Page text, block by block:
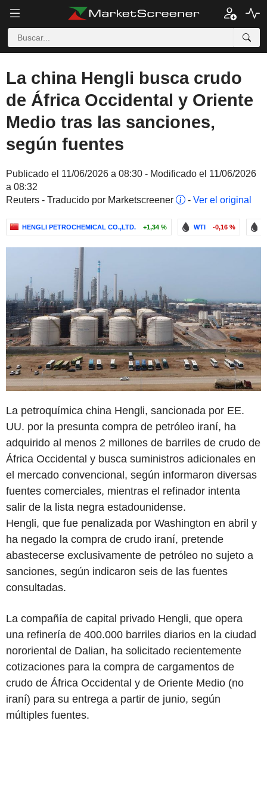
La china Hengli busca crudo
de África Occidental y Oriente
Medio tras las sanciones,
según fuentes
Publicado el 11/06/2026 a 08:30 - Modificado el 11/06/2026
a 08:32
Reuters - Traducido por Marketscreener
- Ver el original
HENGLI PETROCHEMICAL CO.,LTD. +1,34 % WTI -0,16 %
La petroquímica china Hengli, sancionada por EE.
UU. por la presunta compra de petróleo iraní, ha
adquirido al menos 2 millones de barriles de crudo de
África Occidental y busca suministros adicionales en
el mercado convencional, según informaron diversas
fuentes comerciales, mientras el refinador intenta
salir de la lista negra estadounidense.
Hengli, que fue penalizada por Washington en abril y
ha negado la compra de crudo iraní, pretende
abastecerse exclusivamente de petróleo no sujeto a
sanciones, según indicaron seis de las fuentes
consultadas.
La compañía de capital privado Hengli, que opera
una refinería de 400.000 barriles diarios en la ciudad
nororiental de Dalian, ha solicitado recientemente
cotizaciones para la compra de cargamentos de
crudo de África Occidental y de Oriente Medio (no
iraní) para su entrega a partir de junio, según
múltiples fuentes.